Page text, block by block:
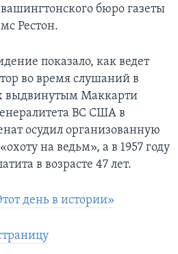
бюро газеты
Рестон.
показало, как ведет
во время слушаний в
выдвинутым Маккарти
ВС США в
осудил организованную
на ведьм», а в 1957 году
в возрасте 47 лет.
день в истории»